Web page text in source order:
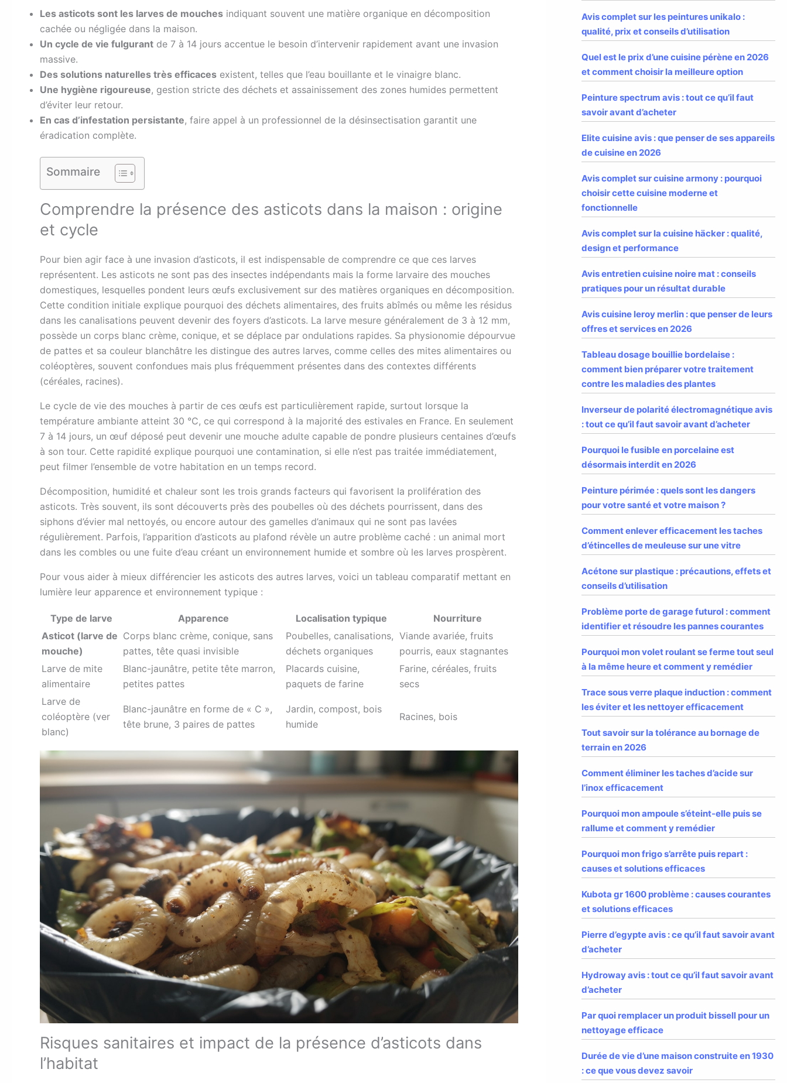
Les asticots sont les larves de mouches indiquant souvent une matière organique en décomposition
cachée ou négligée dans la maison.
Un cycle de vie fulgurant de 7 à 14 jours accentue le besoin d’intervenir rapidement avant une invasion
massive.
Des solutions naturelles très efficaces existent, telles que l’eau bouillante et le vinaigre blanc.
Une hygiène rigoureuse, gestion stricte des déchets et assainissement des zones humides permettent
d’éviter leur retour.
En cas d’infestation persistante, faire appel à un professionnel de la désinsectisation garantit une
éradication complète.
Sommaire
Comprendre la présence des asticots dans la maison : origine
et cycle
Pour bien agir face à une invasion d’asticots, il est indispensable de comprendre ce que ces larves
représentent. Les asticots ne sont pas des insectes indépendants mais la forme larvaire des mouches
domestiques, lesquelles pondent leurs œufs exclusivement sur des matières organiques en décomposition.
Cette condition initiale explique pourquoi des déchets alimentaires, des fruits abîmés ou même les résidus
dans les canalisations peuvent devenir des foyers d’asticots. La larve mesure généralement de 3 à 12 mm,
possède un corps blanc crème, conique, et se déplace par ondulations rapides. Sa physionomie dépourvue
de pattes et sa couleur blanchâtre les distingue des autres larves, comme celles des mites alimentaires ou
coléoptères, souvent confondues mais plus fréquemment présentes dans des contextes différents
(céréales, racines).
Le cycle de vie des mouches à partir de ces œufs est particulièrement rapide, surtout lorsque la
température ambiante atteint 30 °C, ce qui correspond à la majorité des estivales en France. En seulement
7 à 14 jours, un œuf déposé peut devenir une mouche adulte capable de pondre plusieurs centaines d’œufs
à son tour. Cette rapidité explique pourquoi une contamination, si elle n’est pas traitée immédiatement,
peut filmer l’ensemble de votre habitation en un temps record.
Décomposition, humidité et chaleur sont les trois grands facteurs qui favorisent la prolifération des
asticots. Très souvent, ils sont découverts près des poubelles où des déchets pourrissent, dans des
siphons d’évier mal nettoyés, ou encore autour des gamelles d’animaux qui ne sont pas lavées
régulièrement. Parfois, l’apparition d’asticots au plafond révèle un autre problème caché : un animal mort
dans les combles ou une fuite d’eau créant un environnement humide et sombre où les larves prospèrent.
Pour vous aider à mieux différencier les asticots des autres larves, voici un tableau comparatif mettant en
lumière leur apparence et environnement typique :
Type de larve Apparence Localisation typique
Nourriture
Asticot (larve de
mouche)
Corps blanc crème, conique, sans
pattes, tête quasi invisible
Poubelles, canalisations,
déchets organiques
Viande avariée, fruits
pourris, eaux stagnantes
Larve de mite
alimentaire
Blanc-jaunâtre, petite tête marron,
petites pattes
Placards cuisine,
paquets de farine
Farine, céréales, fruits
secs
Larve de
coléoptère (ver
blanc)
Blanc-jaunâtre en forme de « C »,
tête brune, 3 paires de pattes
Jardin, compost, bois
humide
Racines, bois
Risques sanitaires et impact de la présence d’asticots dans
l’habitat
Avis complet sur les peintures unikalo :
qualité, prix et conseils d’utilisation
Quel est le prix d’une cuisine pérène en 2026
et comment choisir la meilleure option
Peinture spectrum avis : tout ce qu’il faut
savoir avant d’acheter
Elite cuisine avis : que penser de ses appareils
de cuisine en 2026
Avis complet sur cuisine armony : pourquoi
choisir cette cuisine moderne et
fonctionnelle
Avis complet sur la cuisine häcker : qualité,
design et performance
Avis entretien cuisine noire mat : conseils
pratiques pour un résultat durable
Avis cuisine leroy merlin : que penser de leurs
offres et services en 2026
Tableau dosage bouillie bordelaise :
comment bien préparer votre traitement
contre les maladies des plantes
Inverseur de polarité électromagnétique avis
: tout ce qu’il faut savoir avant d’acheter
Pourquoi le fusible en porcelaine est
désormais interdit en 2026
Peinture périmée : quels sont les dangers
pour votre santé et votre maison ?
Comment enlever efficacement les taches
d’étincelles de meuleuse sur une vitre
Acétone sur plastique : précautions, effets et
conseils d’utilisation
Problème porte de garage futurol : comment
identifier et résoudre les pannes courantes
Pourquoi mon volet roulant se ferme tout seul
à la même heure et comment y remédier
Trace sous verre plaque induction : comment
les éviter et les nettoyer efficacement
Tout savoir sur la tolérance au bornage de
terrain en 2026
Comment éliminer les taches d’acide sur
l’inox efficacement
Pourquoi mon ampoule s’éteint-elle puis se
rallume et comment y remédier
Pourquoi mon frigo s’arrête puis repart :
causes et solutions efficaces
Kubota gr 1600 problème : causes courantes
et solutions efficaces
Pierre d’egypte avis : ce qu’il faut savoir avant
d’acheter
Hydroway avis : tout ce qu’il faut savoir avant
d’acheter
Par quoi remplacer un produit bissell pour un
nettoyage efficace
Durée de vie d’une maison construite en 1930
: ce que vous devez savoir